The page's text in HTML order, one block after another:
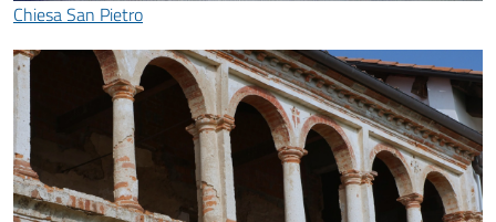
Chiesa San Pietro